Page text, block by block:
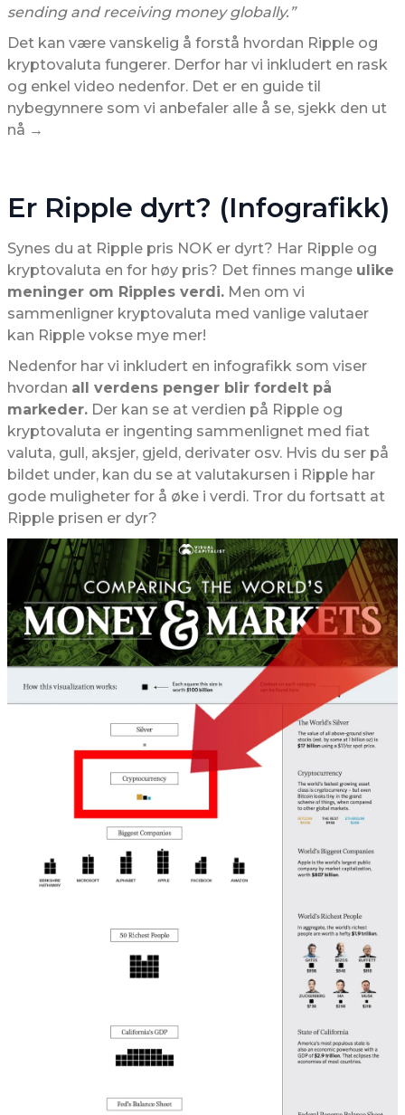
sending and receiving money globally.”
Det kan være vanskelig å forstå hvordan Ripple og
kryptovaluta fungerer. Derfor har vi inkludert en rask
og enkel video nedenfor. Det er en guide til
nybegynnere som vi anbefaler alle å se, sjekk den ut
nå →
Er Ripple dyrt? (Infografikk)
Synes du at Ripple pris NOK er dyrt? Har Ripple og
kryptovaluta en for høy pris? Det finnes mange ulike
meninger om Ripples verdi. Men om vi
sammenligner kryptovaluta med vanlige valutaer
kan Ripple vokse mye mer!
Nedenfor har vi inkludert en infografikk som viser
hvordan all verdens penger blir fordelt på
markeder. Der kan se at verdien på Ripple og
kryptovaluta er ingenting sammenlignet med fiat
valuta, gull, aksjer, gjeld, derivater osv. Hvis du ser på
bildet under, kan du se at valutakursen i Ripple har
gode muligheter for å øke i verdi. Tror du fortsatt at
Ripple prisen er dyr?